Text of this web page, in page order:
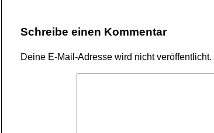
Schreibe einen Kommentar
Deine E-Mail-Adresse wird nicht veröffentlicht.